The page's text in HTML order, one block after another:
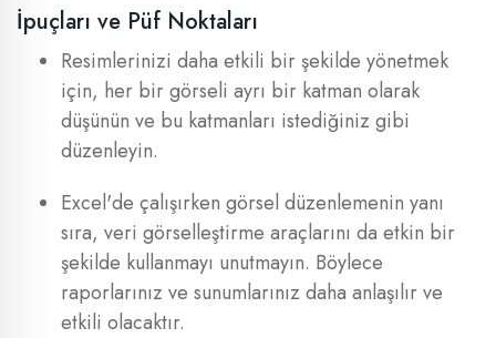
İpuçları ve Püf Noktaları
Resimlerinizi daha etkili bir şekilde yönetmek
için, her bir görseli ayrı bir katman olarak
düşünün ve bu katmanları istediğiniz gibi
düzenleyin.
Excel'de çalışırken görsel düzenlemenin yanı
sıra, veri görselleştirme araçlarını da etkin bir
şekilde kullanmayı unutmayın. Böylece
raporlarınız ve sunumlarınız daha anlaşılır ve
etkili olacaktır.